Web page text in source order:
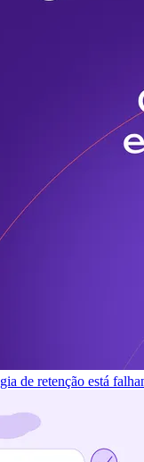
de retenção está